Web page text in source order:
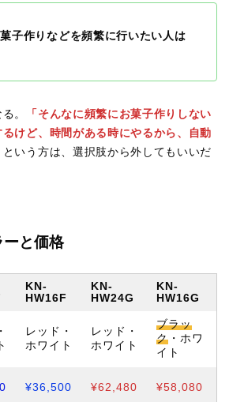
子作りなどを頻繁に行いたい人は
。
「そんなに頻繁にお菓子作りしない
けど、時間がある時にやるから、自動
という方は、選択肢から外してもいいだ
と価格
KN-
HW16F
KN-
HW24G
KN-
HW16G
レッド・
ホワイト
レッド・
ホワイト
ブラッ
ク ・ホワ
イト
¥36,500 ¥62,480 ¥58,080